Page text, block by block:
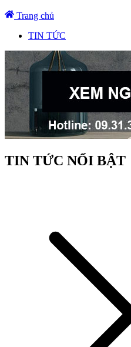
Trang chủ
TIN TỨC
TIN TỨC NỔI BẬT